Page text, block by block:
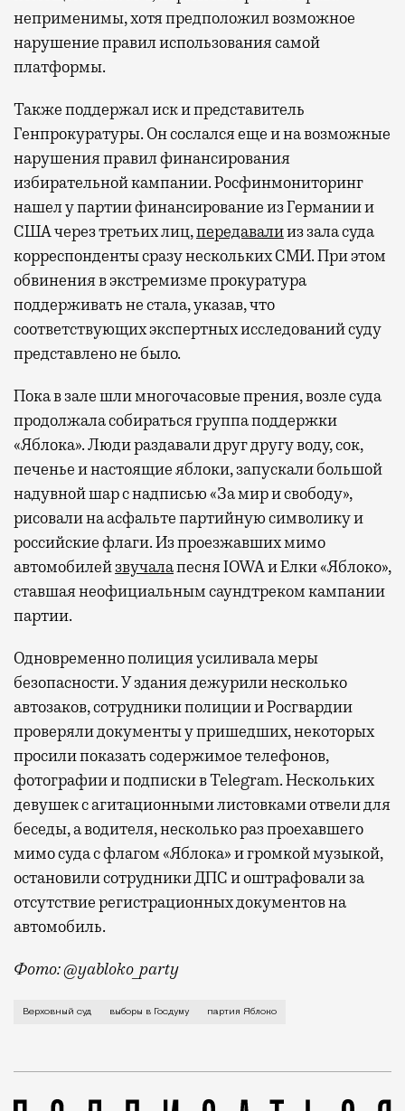
неприменимы, хотя предположил возможное
нарушение правил использования самой
платформы.
Также поддержал иск и представитель
Генпрокуратуры. Он сослался еще и на возможные
нарушения правил финансирования
избирательной кампании. Росфинмониторинг
нашел у партии финансирование из Германии и
США через третьих лиц,передавалииз зала суда
корреспонденты сразу нескольких СМИ. При этом
обвинения в экстремизме прокуратура
поддерживать не стала, указав, что
соответствующих экспертных исследований суду
представлено не было.
Пока в зале шли многочасовые прения, возле суда
продолжала собираться группа поддержки
«Яблока». Люди раздавали друг другу воду, сок,
печенье и настоящие яблоки, запускали большой
надувной шар с надписью «За мир и свободу»,
рисовали на асфальте партийную символику и
российские флаги. Из проезжавших мимо
автомобилейзвучалапесня IOWA и Елки «Яблоко»,
ставшая неофициальным саундтреком кампании
партии.
Одновременно полиция усиливала меры
безопасности. У здания дежурили несколько
автозаков, сотрудники полиции и Росгвардии
проверяли документы у пришедших, некоторых
просили показать содержимое телефонов,
фотографии и подписки в Telegram. Нескольких
девушек с агитационными листовками отвели для
беседы, а водителя, несколько раз проехавшего
мимо суда с флагом «Яблока» и громкой музыкой,
остановили сотрудники ДПС и оштрафовали за
отсутствие регистрационных документов на
автомобиль.
Фото: @yabloko_party
Таким образом, суд удовлетворил иск партии
Верховный суд выборы в Госдуму партия Яблоко